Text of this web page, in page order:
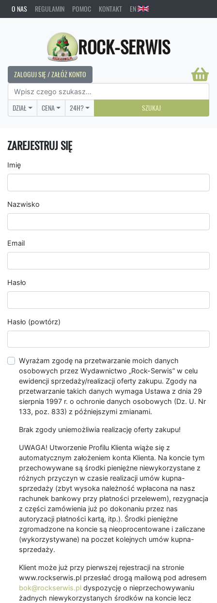
O NAS REGULAMIN POMOC KONTAKT EN
ROCK-SERWIS
ZALOGUJ SIĘ / ZAŁÓŻ KONTO
DZIAŁ CENA 24H? SZUKAJ
ZAREJESTRUJ SIĘ
Imię
Nazwisko
Email
Hasło
Hasło (powtórz)
Wyrażam zgodę na przetwarzanie moich danych
osobowych przez Wydawnictwo „Rock-Serwis” w celu
ewidencji sprzedaży/realizacji oferty zakupu. Zgody na
przetwarzanie takich danych wymaga Ustawa z dnia 29
sierpnia 1997 r. o ochronie danych osobowych (Dz. U. Nr
133, poz. 833) z późniejszymi zmianami.
Brak zgody uniemożliwia realizację oferty zakupu!
UWAGA! Utworzenie Profilu Klienta wiąże się z
automatycznym założeniem konta Klienta. Na koncie tym
przechowywane są środki pieniężne niewykorzystane z
różnych przyczyn w czasie realizacji umów kupna-
sprzedaży (zbyt wysoka należność wpłacona na nasz
rachunek bankowy przy płatności przelewem), rezygnacja
z części zamówienia już po dokonaniu przez nas
autoryzacji płatności kartą, itp.). Środki pieniężne
zgromadzone na koncie są nieoprocentowane i zaliczane
(wykorzystywane) na poczet kolejnych umów kupna-
sprzedaży.
Klient może już przy pierwszej rejestracji na stronie
www.rockserwis.pl przesłać drogą mailową pod adresem
bok@rockserwis.pl dyspozycję o nieprzechowywaniu
żadnych niewykorzystanych środków na koncie lecz